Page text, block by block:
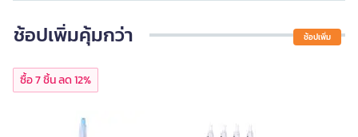
ช้อปเพิ่มคุ้มกว่า ช้อปเพิ่ม
ซื้อ 7 ชิ้น ลด 12%